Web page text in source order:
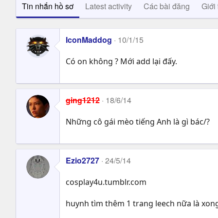
Tin nhắn hồ sơ Latest activity Các bài đăng Giới
IconMaddog 10/1/15
Có on không ? Mới add lại đấy.
ging1212 18/6/14
Những cô gái mèo tiếng Anh là gì bác/?
Ezio2727 24/5/14
cosplay4u.tumblr.com
huynh tìm thêm 1 trang leech nữa là